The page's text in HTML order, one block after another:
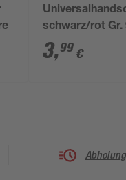
schwarz/rot Gr.
3,99 €